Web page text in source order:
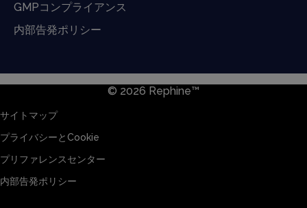
GMPコンプライアンス
内部告発ポリシー
© 2026 Rephine™
サイトマップ
プライバシーとCookie
プリファレンスセンター
内部告発ポリシー